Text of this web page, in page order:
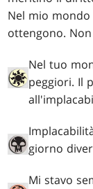
Nel mio
ottengono.
Nel tuo
peggiori. Il
giorno
Mi stavo